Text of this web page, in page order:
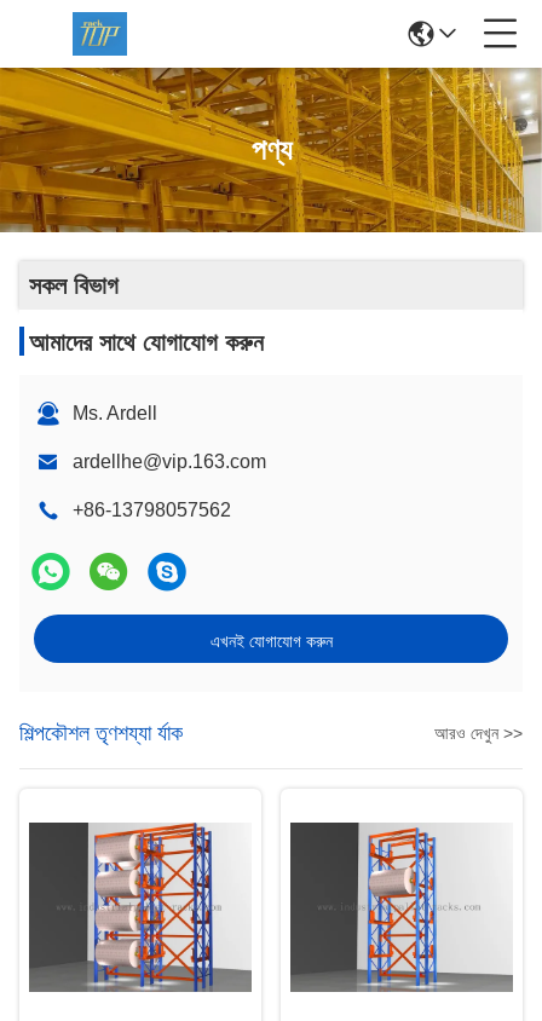
পণ্য
সকল বিভাগ
আমাদের সাথে যোগাযোগ করুন
Ms. Ardell
ardellhe@vip.163.com
+86-13798057562
এখনই যোগাযোগ করুন
শিল্পকৌশল তৃণশয্যা র্যাক আরও দেখুন >>